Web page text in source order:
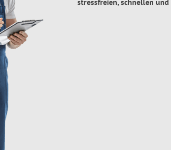
stressfreien, schnellen